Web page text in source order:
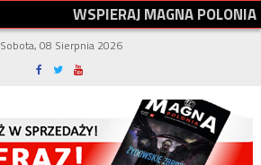
WSPIERAJMAGNAPOLONIA
Sobota, 08 Sierpnia 2026